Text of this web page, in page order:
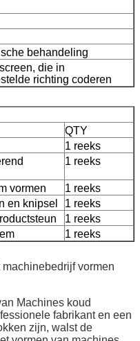
behandeling
die in
richting coderen
QTY
1 reeks
1 reeks
vormen
1 reeks
en knipsel
1 reeks
1 reeks
1 reeks
vormen
Machines koud
fabrikant en een
zijn, walst de